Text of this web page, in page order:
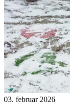
03. februar 2026